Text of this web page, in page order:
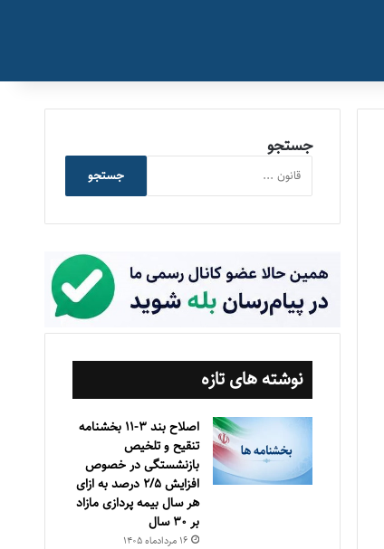
جستجو
جستجو
نوشته های تازه
اصلاح بند ۳‏-۱۱ بخشنامه
تنقیح و تلخیص
بازنشستگی در خصوص
افزایش ۵‏‏‏‏‏‏‏‏‏/۲ درصد به ازای
هر سال بیمه پردازی مازاد
بر ۳۰‏ سال
۱۶ مرداد‌ماه ۱۴۰۵